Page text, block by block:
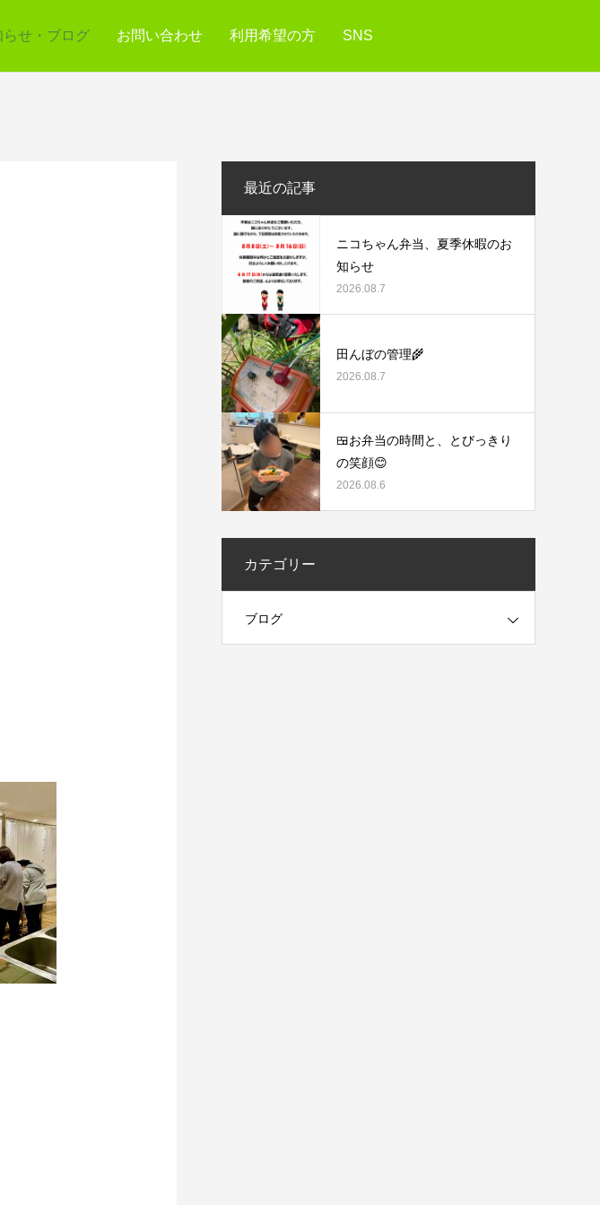
らせ・ブログ お問い合わせ 利用希望の方 SNS
最近の記事
ニコちゃん弁当、夏季休暇のお
知らせ
2026.08.7
田んぼの管理🌾
2026.08.7
🍱お弁当の時間と、とびっきり
の笑顔😊
2026.08.6
カテゴリー
ブログ